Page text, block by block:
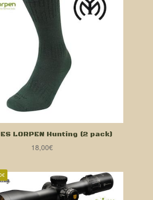
LORPEN Hunting (2 pack)
18,00€